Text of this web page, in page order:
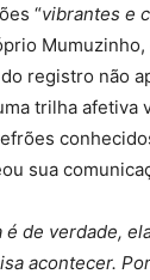
“vibrantes e
registro não
trilha afetiva
sua
é de verdade,
acontecer.